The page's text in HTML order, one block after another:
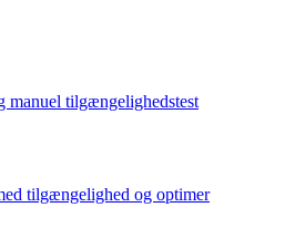
manuel tilgængelighedstest
tilgængelighed og optimer